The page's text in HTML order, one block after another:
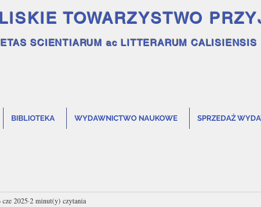
TOWARZYSTWO
SCIENTIARUM ac LITTERARUM CALISIENSIS
BIBLIOTEKA WYDAWNICTWO NAUKOWE SPRZEDAŻ
cze 2025 2 minut(y) czytania